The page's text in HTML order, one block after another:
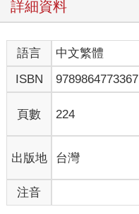
詳細資料
語言 中文繁體
ISBN
9789864773367
頁數 224
出版地 台灣
注音